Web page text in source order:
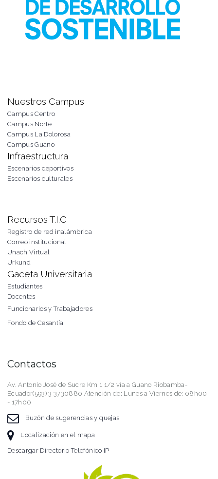
Nuestros Campus
Campus Centro
Campus Norte
Campus La Dolorosa
Campus Guano
Infraestructura
Escenarios deportivos
Escenarios culturales
Recursos T.I.C
Registro de red inalámbrica
Correo institucional
Unach Virtual
Urkund
Gaceta Universitaria
Estudiantes
Docentes
Funcionarios y Trabajadores
Fondo de Cesantía
Contactos
Av. Antonio José de Sucre Km 1 1/2 vía a Guano Riobamba-
Ecuador(593) 3 3730880 Atención de: Lunes a Viernes de: 08h00
- 17h00
Buzón de sugerencias y quejas
Localización en el mapa
Descargar Directorio Telefónico IP